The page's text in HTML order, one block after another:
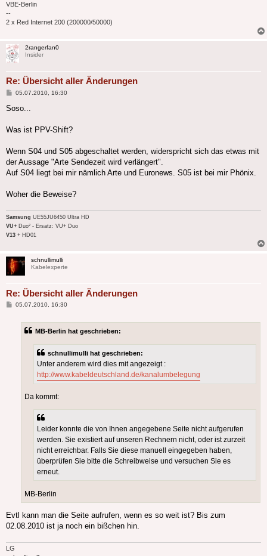
VBE-Berlin
--
2 x Red Internet 200 (200000/50000)
2rangerfan0
Insider
Re: Übersicht aller Änderungen
Beitrag
05.07.2010, 16:30
Soso...
Was ist PPV-Shift?
Wenn S04 und S05 abgeschaltet werden, widerspricht sich das etwas mit
der Aussage "Arte Sendezeit wird verlängert".
Auf S04 liegt bei mir nämlich Arte und Euronews. S05 ist bei mir Phönix.
Woher die Beweise?
Samsung UE55JU6450 Ultra HD
VU+ Duo² - Ersatz: VU+ Duo
V13 + HD01
schnullimulli
Kabelexperte
Re: Übersicht aller Änderungen
Beitrag
05.07.2010, 16:30
MB-Berlin hat geschrieben:
schnullimulli hat geschrieben:
Unter anderem wird dies mit angezeigt :
http://www.kabeldeutschland.de/kanalumbelegung
Da kommt:
Leider konnte die von Ihnen angegebene Seite nicht aufgerufen
werden. Sie existiert auf unseren Rechnern nicht, oder ist zurzeit
nicht erreichbar. Falls Sie diese manuell eingegeben haben,
überprüfen Sie bitte die Schreibweise und versuchen Sie es
erneut.
MB-Berlin
Evtl kann man die Seite aufrufen, wenn es so weit ist? Bis zum
02.08.2010 ist ja noch ein bißchen hin.
LG